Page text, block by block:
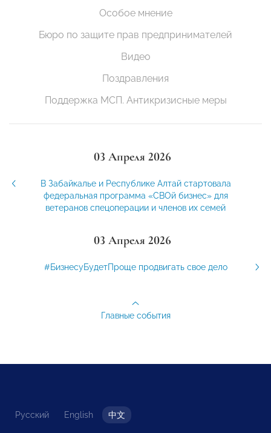
Особое мнение
Бюро по защите прав предпринимателей
Видео
Поздравления
Поддержка МСП. Антикризисные меры
03 Апреля 2026
В Забайкалье и Республике Алтай стартовала
федеральная программа «СВОй бизнес» для
ветеранов спецоперации и членов их семей
03 Апреля 2026
#БизнесуБудетПроще продвигать свое дело
Главные события
Русский English 中文